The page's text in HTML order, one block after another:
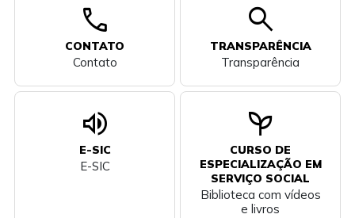
call
CONTATO
Contato
search
TRANSPARÊNCIA
Transparência
volume_up
E-SIC
E-SIC
psychiatry
CURSO DE
ESPECIALIZAÇÃO EM
SERVIÇO SOCIAL
Biblioteca com vídeos
e livros